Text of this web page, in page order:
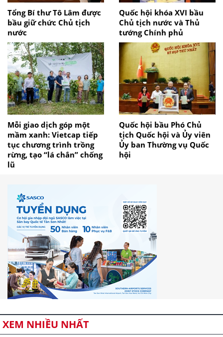
Tổng Bí thư Tô Lâm được
bầu giữ chức Chủ tịch
nước
Quốc hội khóa XVI bầu
Chủ tịch nước và Thủ
tướng Chính phủ
Mỗi giao dịch góp một
mầm xanh: Vietcap tiếp
tục chương trình trồng
rừng, tạo “lá chắn” chống
lũ
Quốc hội bầu Phó Chủ
tịch Quốc hội và Ủy viên
Ủy ban Thường vụ Quốc
hội
XEM NHIỀU NHẤT